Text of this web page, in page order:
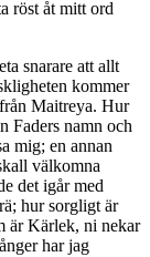
röst åt mitt ord
snarare att allt
kommer
Maitreya. Hur
Faders namn och
mig; en annan
välkomna
det igår med
hur sorgligt är
är Kärlek, ni nekar
har jag